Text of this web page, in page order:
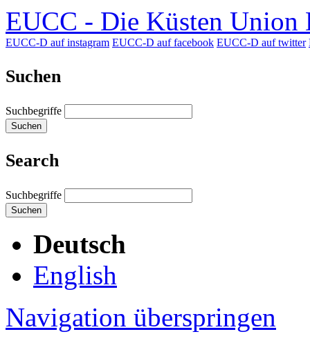
EUCC - Die Küsten Union
EUCC-D auf instagram EUCC-D auf facebook EUCC-D auf twitter
Suchen
Suchbegriffe
Suchen
Search
Suchbegriffe
Suchen
Deutsch
English
Navigation überspringen